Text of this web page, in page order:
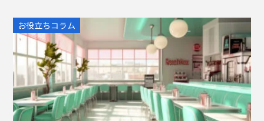
お役立ちコラム